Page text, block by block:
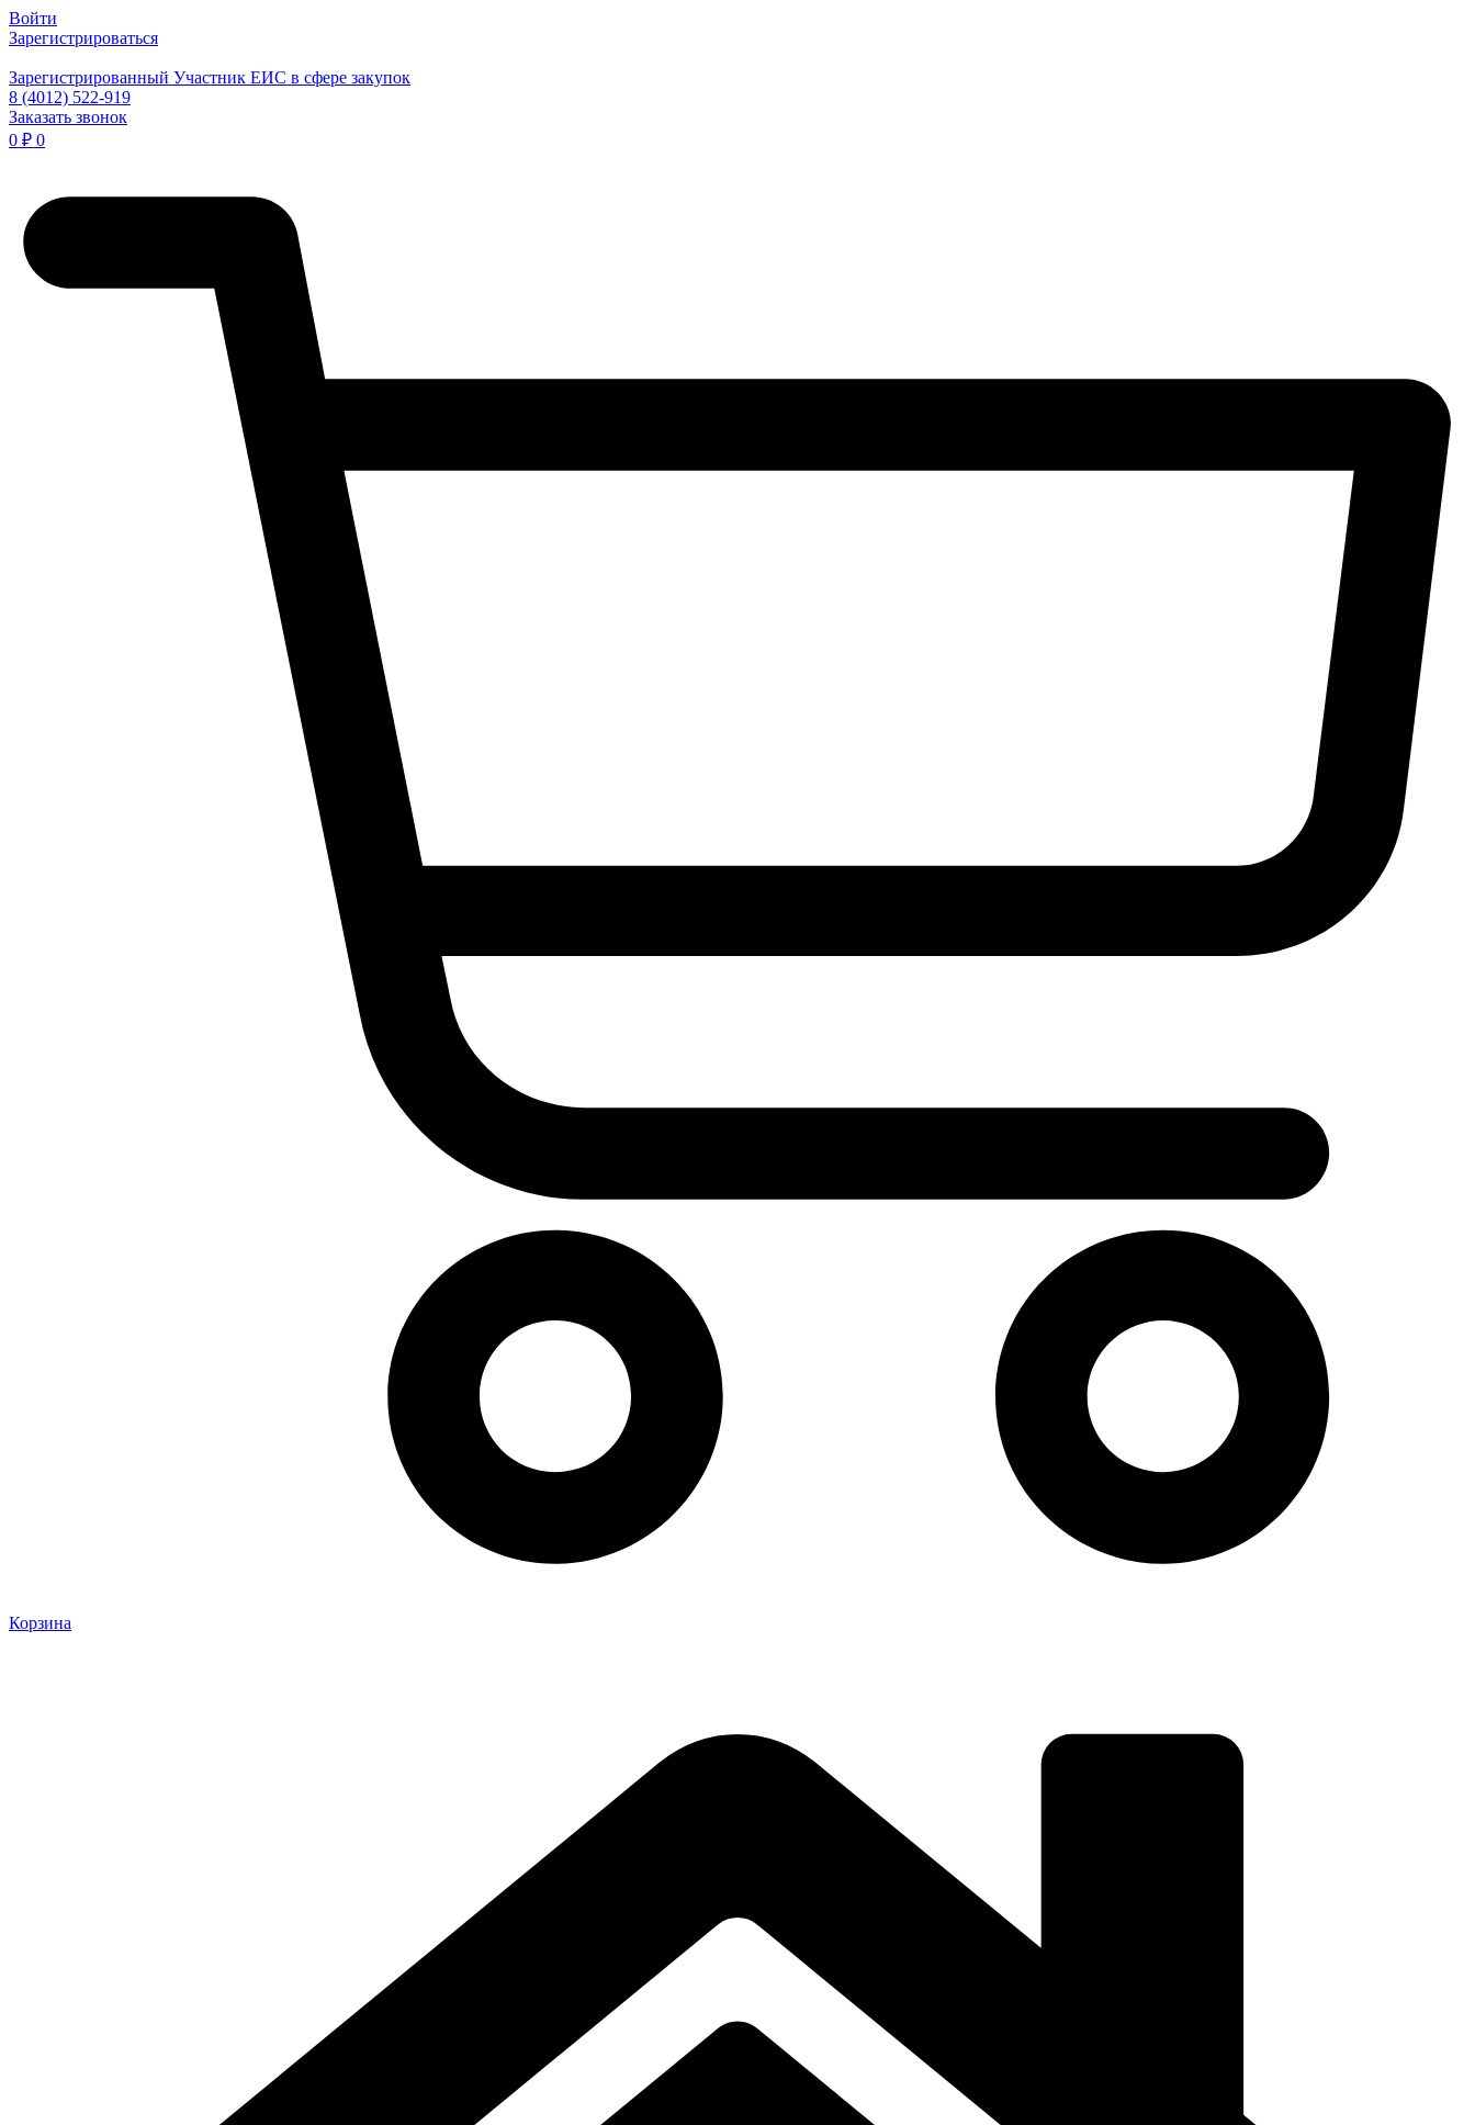
Войти
Зарегистрироваться
Зарегистрированный Участник ЕИС в сфере закупок
8 (4012) 522-919
Заказать звонок
0 ₽ 0
Корзина